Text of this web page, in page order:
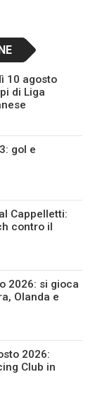
10 agosto
di Liga
gol e
Cappelletti:
contro il
2026: si gioca
Olanda e
2026:
Club in